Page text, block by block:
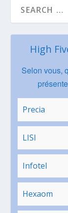
High
Selon vous,
Precia
LISI
Infotel
Hexaom